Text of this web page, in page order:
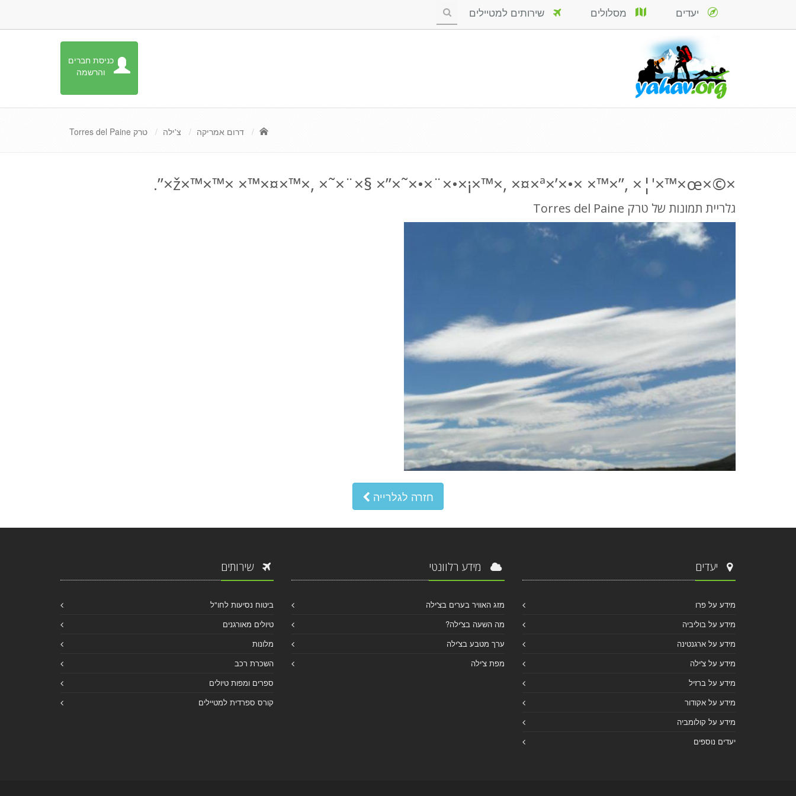
כניסת חברים
והרשמה
יעדים מסלולים שירותים למטיילים
דרום אמריקה צ'ילה טרק Torres del Paine
×©×ž×™×™× ×™×¤×™×, ×˜×¨×§ ×”×˜×•×¨×•×¡×™×, ×¤×ª×’×•× ×™×”, ×¦'×™×œ×”.
גלריית תמונות של טרק Torres del Paine
חזרה לגלרייה
יעדים
מידע על פרו
מידע על בוליביה
מידע על ארגנטינה
מידע על צ'ילה
מידע על ברזיל
מידע על אקודור
מידע על קולומביה
יעדים נוספים
מידע רלוונטי
מזג האוויר בערים בצ'ילה
מה השעה בצ'ילה?
ערך מטבע בצ'ילה
מפת צ'ילה
שירותים
ביטוח נסיעות לחו"ל
טיולים מאורגנים
מלונות
השכרת רכב
ספרים ומפות טיולים
קורס ספרדית למטיילים